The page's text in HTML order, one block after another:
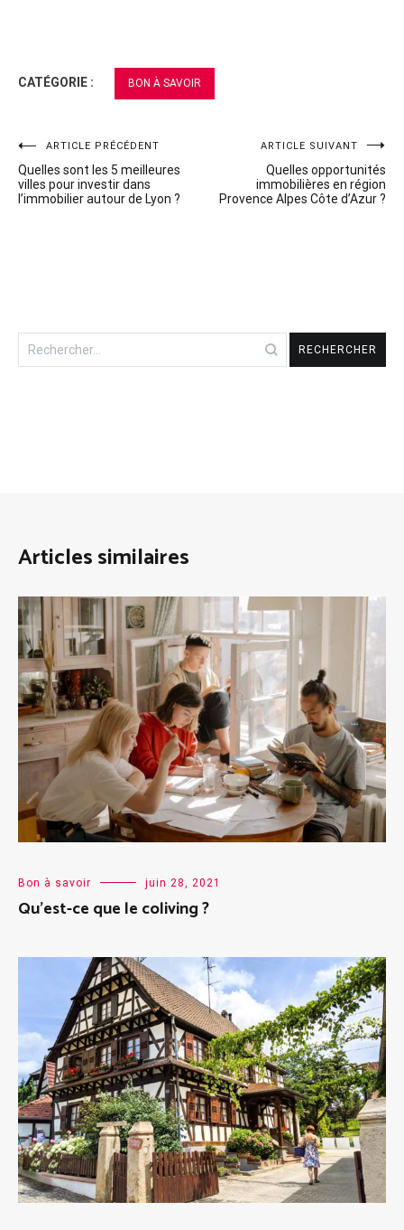
CATÉGORIE : BON À SAVOIR
Navigation
de
ARTICLE PRÉCÉDENT
Quelles sont les 5 meilleures
villes pour investir dans
l’immobilier autour de Lyon ?
ARTICLE SUIVANT
Quelles opportunités
immobilières en région
Provence Alpes Côte d’Azur ?
Rechercher :
Articles similaires
Bon à savoir juin 28, 2021
Qu’est-ce que le coliving ?